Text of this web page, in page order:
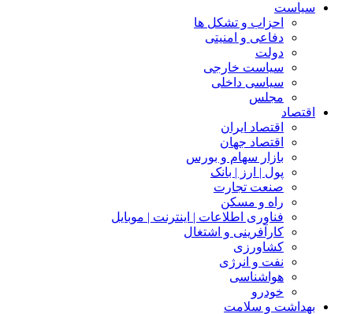
سیاست
احزاب و تشکل ها
دفاعی و امنیتی
دولت
سیاست خارجی
سیاسی داخلی
مجلس
اقتصاد
اقتصاد ایران
اقتصاد جهان
بازار سهام و بورس
پول | ارز | بانک
صنعت تجارت
راه و مسکن
فناوری اطلاعات | اینترنت | موبایل
کارآفرینی و اشتغال
کشاورزی
نفت و انرژی
هواشناسی
خودرو
بهداشت و سلامت